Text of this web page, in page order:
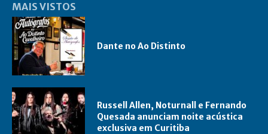
MAIS VISTOS
Dante no Ao Distinto
Russell Allen, Noturnall e Fernando
Quesada anunciam noite acústica
exclusiva em Curitiba